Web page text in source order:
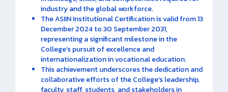
industry and the global workforce.
The ASIIN Institutional Certification is valid from 13
December 2024 to 30 September 2031,
representing a significant milestone in the
College’s pursuit of excellence and
internationalization in vocational education.
This achievement underscores the dedication and
collaborative efforts of the College’s leadership,
faculty, staff, students, and stakeholders in